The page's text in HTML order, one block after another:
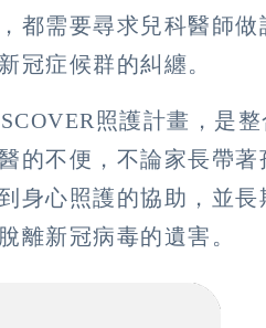
都需要尋求兒科醫師做
冠症候群的糾纏。
照護計畫，是
的不便，不論家長帶著
身心照護的協助，並長
離新冠病毒的遺害。